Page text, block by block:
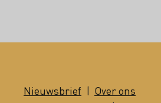
Nieuwsbrief | Over ons